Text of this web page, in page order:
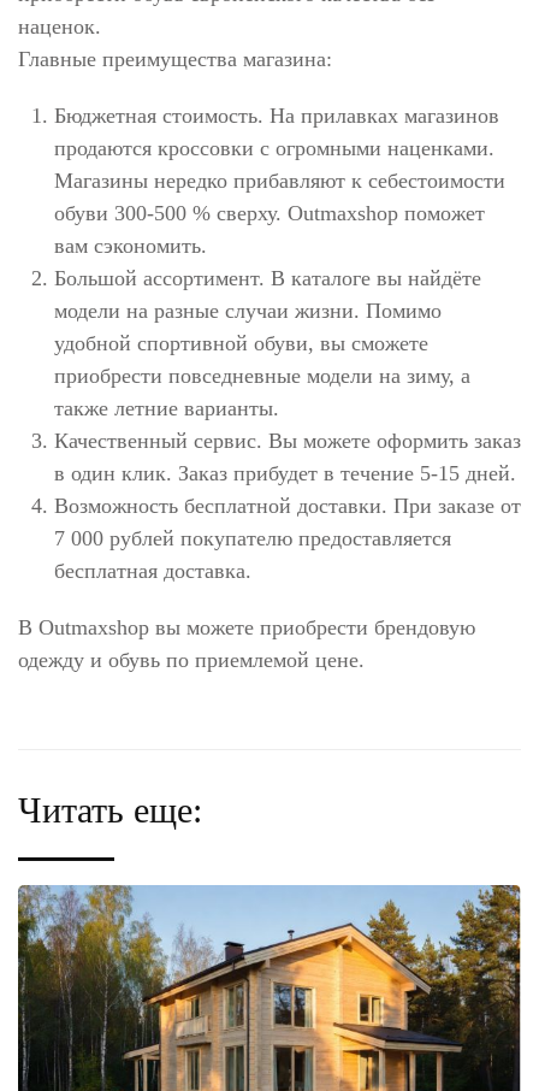
наценок.
Главные преимущества магазина:
Бюджетная стоимость. На прилавках магазинов
продаются кроссовки с огромными наценками.
Магазины нередко прибавляют к себестоимости
обуви 300-500 % сверху. Outmaxshop поможет
вам сэкономить.
Большой ассортимент. В каталоге вы найдёте
модели на разные случаи жизни. Помимо
удобной спортивной обуви, вы сможете
приобрести повседневные модели на зиму, а
также летние варианты.
Качественный сервис. Вы можете оформить заказ
в один клик. Заказ прибудет в течение 5-15 дней.
Возможность бесплатной доставки. При заказе от
7 000 рублей покупателю предоставляется
бесплатная доставка.
В Outmaxshop вы можете приобрести брендовую
одежду и обувь по приемлемой цене.
Читать еще: